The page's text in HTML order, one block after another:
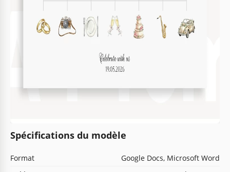
Spécifications du modèle
Format
Google Docs, Microsoft Word